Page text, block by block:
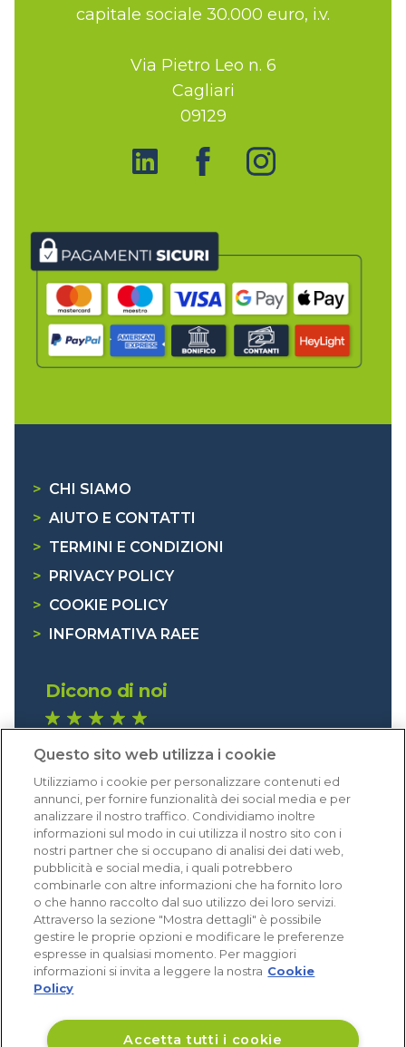
capitale sociale 30.000 euro, i.v.
Via Pietro Leo n. 6
Cagliari
09129
> CHI SIAMO
> AIUTO E CONTATTI
> TERMINI E CONDIZIONI
>
PRIVACY POLICY
> COOKIE POLICY
>
INFORMATIVA RAEE
Dicono di noi
Eccellente (4,8)
Acquisti verificati
Questo sito web utilizza i cookie
Utilizziamo i cookie per personalizzare contenuti ed
annunci, per fornire funzionalità dei social media e per
analizzare il nostro traffico. Condividiamo inoltre
informazioni sul modo in cui utilizza il nostro sito con i
nostri partner che si occupano di analisi dei dati web,
pubblicità e social media, i quali potrebbero
combinarle con altre informazioni che ha fornito loro
o che hanno raccolto dal suo utilizzo dei loro servizi.
Attraverso la sezione "Mostra dettagli" è possibile
gestire le proprie opzioni e modificare le preferenze
espresse in qualsiasi momento. Per maggiori
informazioni si invita a leggere la nostra Cookie
Policy
Accetta tutti i cookie